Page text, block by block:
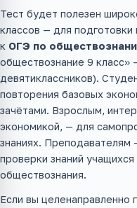
Тест будет полезен
классов — для
к ОГЭ по
обществознание 9 класс»
девятиклассников).
повторения базовых
зачётами. Взрослым,
экономикой, — для
знаниях. Преподавателям
проверки знаний
обществознания.
Если вы целенаправленно